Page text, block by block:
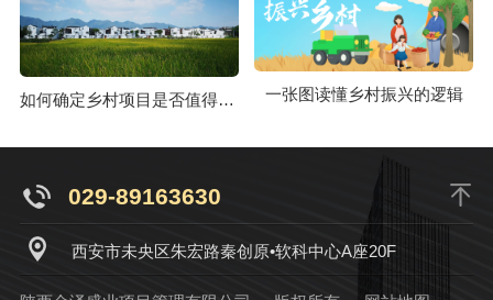
如何确定乡村项目是否值得开发？ 一张图读懂乡村振兴的逻辑
029-89163630
西安市未央区朱宏路秦创原•软科中心A座20F